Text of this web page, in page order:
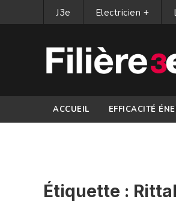
J3e Electricien +
ACCUEIL EFFICACITÉ
Étiquette : Rittal